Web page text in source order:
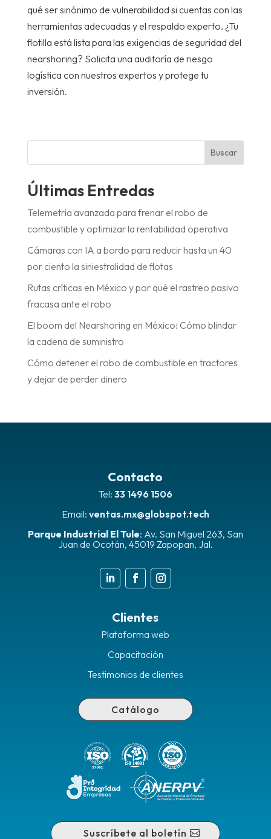
qué ser sinónimo de vulnerabilidad si cuentas con las
herramientas adecuadas y el respaldo experto. ¿Tu
flotilla está lista para las exigencias de seguridad del
nearshoring? Solicita una auditoría de riesgo
logística con nuestros expertos y protege tu
inversión.
Buscar
Últimas Entredas
Telemetría avanzada para frenar el robo de
combustible y optimizar la rentabilidad operativa
Cámaras con IA a bordo para reducir hasta un 40
por ciento la siniestralidad de flotas
Rutas críticas en México y por qué el rastreo pasivo
fracasa ante el robo
El boom del Nearshoring en México: Cómo blindar
la cadena de suministro
Cómo detener el robo de combustible en tractores
y dejar de perder dinero
Contacto
Tel:33 1496 1506
Email: ventas.mx@globspot.tech
Parque Industrial El Tule: Av. San Miguel 263, San
Juan de Ocotán, 45019 Zapopan, Jal.
Clientes
Plataforma web
Capacitación
Testimonios de clientes
Catálogo
Suscríbete al boletín